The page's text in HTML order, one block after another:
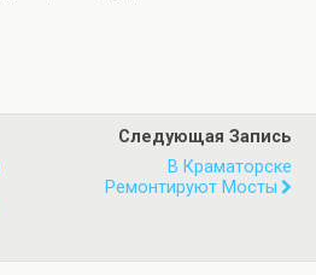
Следующая Запись
В Краматорске
Ремонтируют Мосты